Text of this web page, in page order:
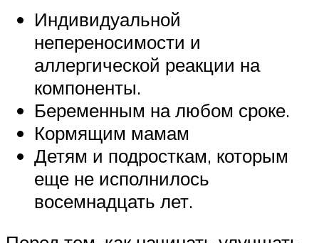
Индивидуальной
непереносимости и
аллергической реакции на
компоненты.
Беременным на любом сроке.
Кормящим мамам
Детям и подросткам, которым
еще не исполнилось
восемнадцать лет.